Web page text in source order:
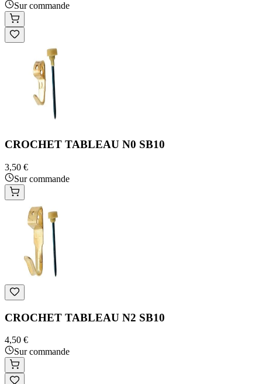
Sur commande
CROCHET TABLEAU N0 SB10
3,50 €
Sur commande
CROCHET TABLEAU N2 SB10
4,50 €
Sur commande